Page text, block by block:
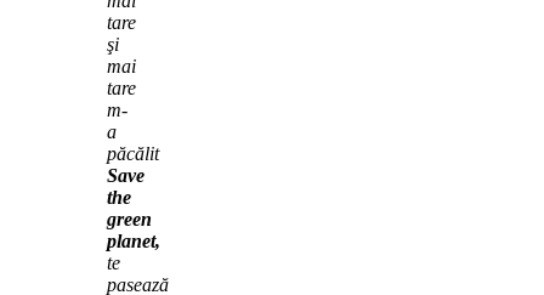
tare
şi
mai
tare
m-
a
păcălit
Save
the
green
planet,
te
pasează